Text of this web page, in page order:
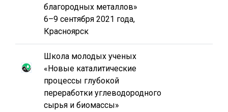
благородных металлов»
6–9 сентября 2021 года,
Красноярск
Школа молодых ученых
«Новые каталитические
процессы глубокой
переработки углеводородного
сырья и биомассы»